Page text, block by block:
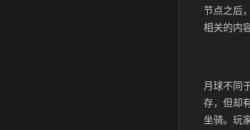
节点之后
相关的内
月球不同
存，但却
坐骑。玩